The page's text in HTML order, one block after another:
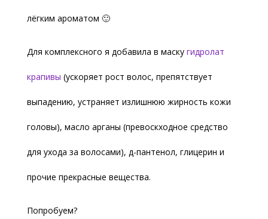
лёгким ароматом 🙂
Для комплексного я добавила в маску гидролат
крапивы (ускоряет рост волос, препятствует
выпадению, устраняет излишнюю жирность кожи
головы), масло арганы (превоскходное средство
для ухода за волосами), д-пантенол, глицерин и
прочие прекрасные вещества.
Попробуем?